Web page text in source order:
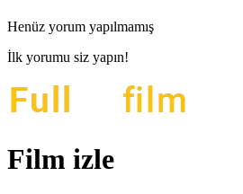
Henüz yorum yapılmamış
İlk yorumu siz yapın!
Film izle